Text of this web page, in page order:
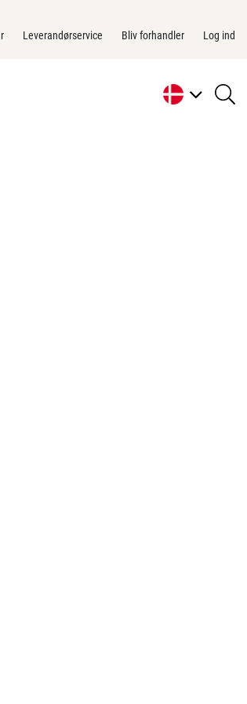
Leverandørservice Bliv forhandler Log ind